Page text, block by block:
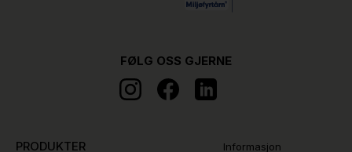
PRODUKTER Informasjon
FØLG OSS GJERNE